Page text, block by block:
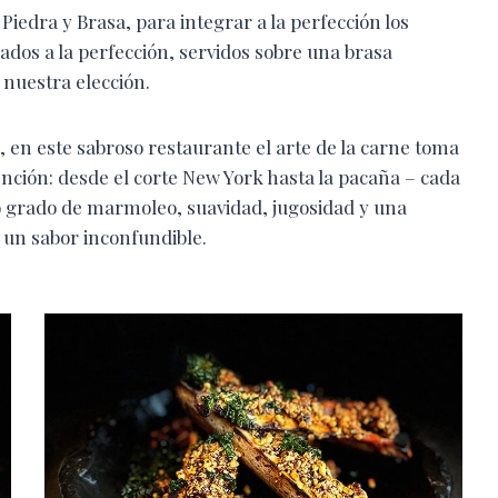
y Brasa, para integrar a la perfección los
a la perfección, servidos sobre una brasa
elección.
este sabroso restaurante el arte de la carne toma
desde el corte New York hasta la pacaña – cada
de marmoleo, suavidad, jugosidad y una
sabor inconfundible.